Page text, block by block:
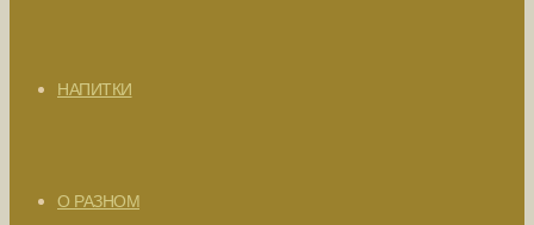
НАПИТКИ
О РАЗНОМ